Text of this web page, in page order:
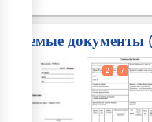
Требуемые документы
2 7